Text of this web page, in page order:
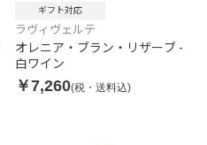
ギフト対応
ラヴィヴェルテ
オレニア・ブラン・リザーブ -
白ワイン
￥7,260(税・送料込)